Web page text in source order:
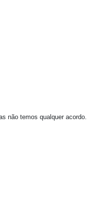
não temos qualquer acordo.